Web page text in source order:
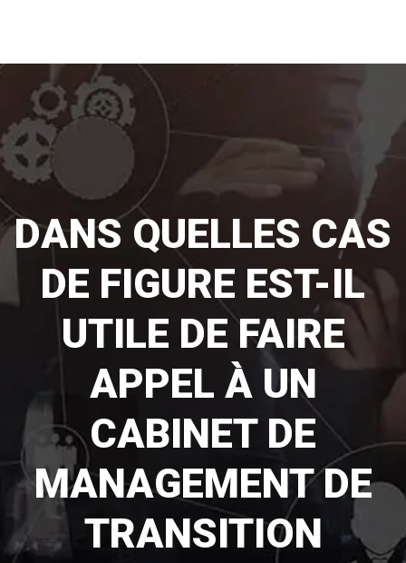
DANS QUELLES CAS
DE FIGURE EST-IL
UTILE DE FAIRE
APPEL À UN
CABINET DE
MANAGEMENT DE
TRANSITION